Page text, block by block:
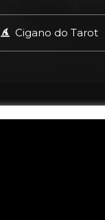
Cigano do Tarot